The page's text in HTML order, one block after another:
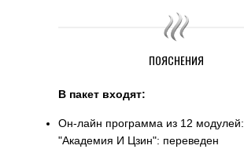
ПОЯСНЕНИЯ
В пакет входят:
Он-лайн программа из 12 модулей:
"Академия И Цзин": переведен